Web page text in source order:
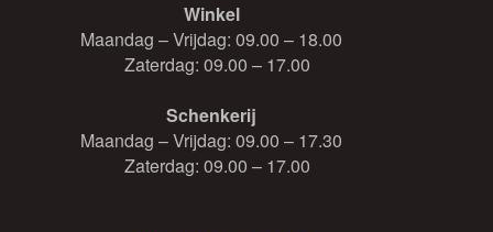
Winkel
Maandag – Vrijdag: 09.00 – 18.00
Zaterdag: 09.00 – 17.00
Schenkerij
Maandag – Vrijdag: 09.00 – 17.30
Zaterdag: 09.00 – 17.00